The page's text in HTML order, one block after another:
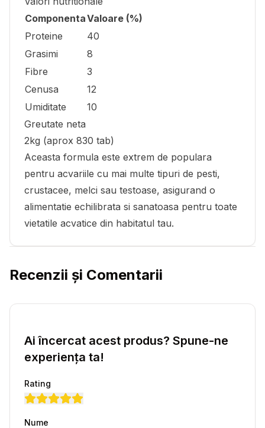
ComponentaValoare (%)
Proteine
40
Grasimi
8
Fibre
3
Cenusa
12
Umiditate
10
Greutate neta
2kg (aprox 830 tab)
Aceasta formula este extrem de populara
pentru acvariile cu mai multe tipuri de pesti,
crustacee, melci sau testoase, asigurand o
alimentatie echilibrata si sanatoasa pentru toate
vietatile acvatice din habitatul tau.
Recenzii și Comentarii
Ai încercat acest produs? Spune-ne
experiența ta!
Rating
Nume